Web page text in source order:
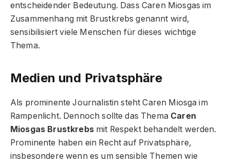
entscheidender Bedeutung. Dass Caren Miosgas im
Zusammenhang mit Brustkrebs genannt wird,
sensibilisiert viele Menschen für dieses wichtige
Thema.
Medien und Privatsphäre
Als prominente Journalistin steht Caren Miosga im
Rampenlicht. Dennoch sollte das Thema Caren
Miosgas Brustkrebsmit Respekt behandelt werden.
Prominente haben ein Recht auf Privatsphäre,
insbesondere wenn es um sensible Themen wie